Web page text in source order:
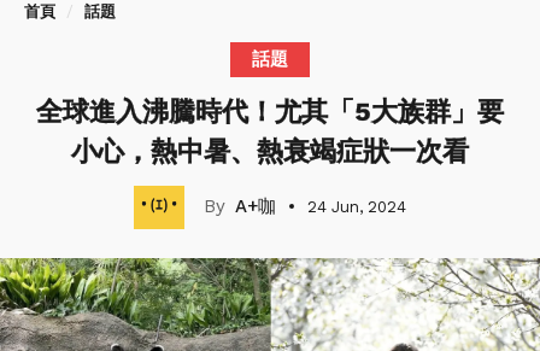
首頁 話題
話題
全球進入沸騰時代！尤其「5大族群」要
小心，熱中暑、熱衰竭症狀一次看
A+咖 24 Jun, 2024